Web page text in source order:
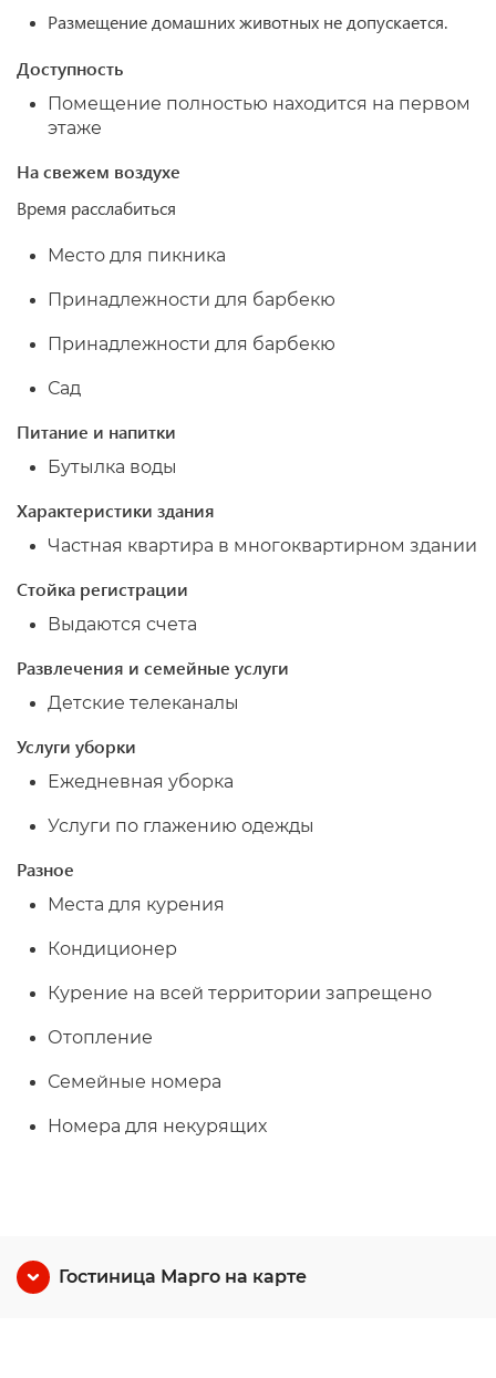
Размещение домашних животных не допускается.
Доступность
Помещение полностью находится на первом
этаже
На свежем воздухе
Время расслабиться
Место для пикника
Принадлежности для барбекю
Принадлежности для барбекю
Сад
Питание и напитки
Бутылка воды
Характеристики здания
Частная квартира в многоквартирном здании
Стойка регистрации
Выдаются счета
Развлечения и семейные услуги
Детские телеканалы
Услуги уборки
Ежедневная уборка
Услуги по глажению одежды
Разное
Места для курения
Кондиционер
Курение на всей территории запрещено
Отопление
Семейные номера
Номера для некурящих
Гостиница Марго на карте